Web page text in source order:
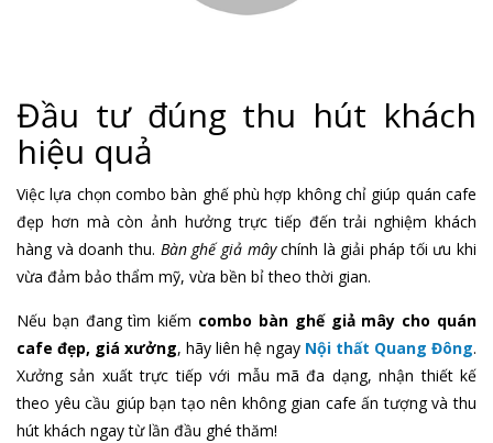
Đầu tư đúng thu hút khách
hiệu quả
Việc lựa chọn combo bàn ghế phù hợp không chỉ giúp quán cafe
đẹp hơn mà còn ảnh hưởng trực tiếp đến trải nghiệm khách
hàng và doanh thu. Bàn ghế giả mâychính là giải pháp tối ưu khi
vừa đảm bảo thẩm mỹ, vừa bền bỉ theo thời gian.
Nếu bạn đang tìm kiếm combo bàn ghế giả mây cho quán
cafe đẹp, giá xưởng, hãy liên hệ ngay Nội thất Quang Đông.
Xưởng sản xuất trực tiếp với mẫu mã đa dạng, nhận thiết kế
theo yêu cầu giúp bạn tạo nên không gian cafe ấn tượng và thu
hút khách ngay từ lần đầu ghé thăm!